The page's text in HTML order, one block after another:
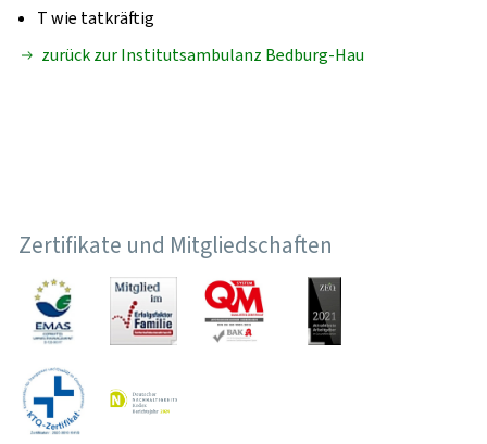
Twie tatkräftig
zurück zur Institutsambulanz Bedburg-Hau
Zertifikate und Mitgliedschaften